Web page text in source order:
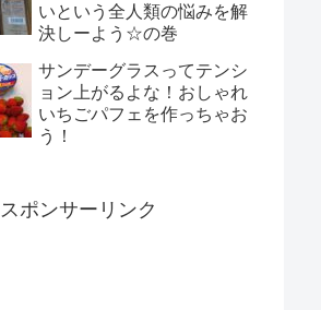
いという全人類の悩みを解
決しーよう☆の巻
サンデーグラスってテンシ
ョン上がるよな！おしゃれ
いちごパフェを作っちゃお
う！
スポンサーリンク